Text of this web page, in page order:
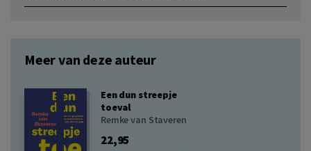
Meer van deze auteur
Een dun streepje
toeval
Remke van Staveren
22,95